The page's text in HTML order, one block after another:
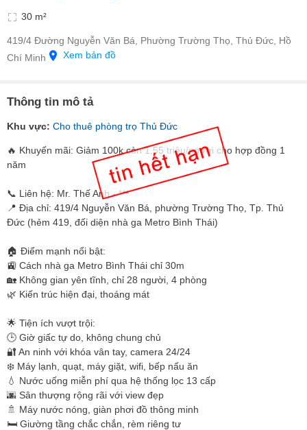
30 m²
419/4 Đường Nguyễn Văn Bá, Phường Trường Thọ, Thủ Đức, Hồ
Chí Minh
Xem bản đồ
Thông tin mô tả
Khu vực: Cho thuê phòng trọ Thủ Đức
🔥 Khuyến mãi: Giảm 100k còn 1,55 triệu/người cho hợp đồng 1
năm
📞 Liên hệ: Mr. Thế Anh - ***
📍 Địa chỉ: 419/4 Nguyễn Văn Bá, phường Trường Thọ, Tp. Thủ
Đức (hẻm 419, đối diện nhà ga Metro Bình Thái)
🏠 Điểm mạnh nổi bật:
🚉 Cách nhà ga Metro Bình Thái chỉ 30m
🏡 Không gian yên tĩnh, chỉ 28 người, 4 phòng
🌿 Kiến trúc hiện đại, thoáng mát
🌟 Tiện ích vượt trội:
🕒 Giờ giấc tự do, không chung chủ
🔐 An ninh với khóa vân tay, camera 24/24
❄️ Máy lạnh, quạt, máy giặt, wifi, bếp nấu ăn
💧 Nước uống miễn phí qua hệ thống lọc 13 cấp
🌆 Sân thượng rộng rãi với view đẹp
🚿 Máy nước nóng, giàn phơi đồ thông minh
🛏️ Giường tầng chắc chắn, rèm riêng tư